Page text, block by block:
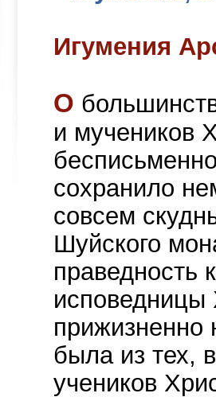
Игумения
О
и мучеников
сохранило
совсем
Шуйского
праведность
исповедницы
была из тех,
учеников